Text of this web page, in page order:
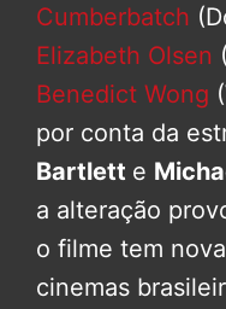
Cumberbatch
Elizabeth Olsen
Benedict Wong
por conta da
Bartlett e
a alteração
o filme tem
cinemas